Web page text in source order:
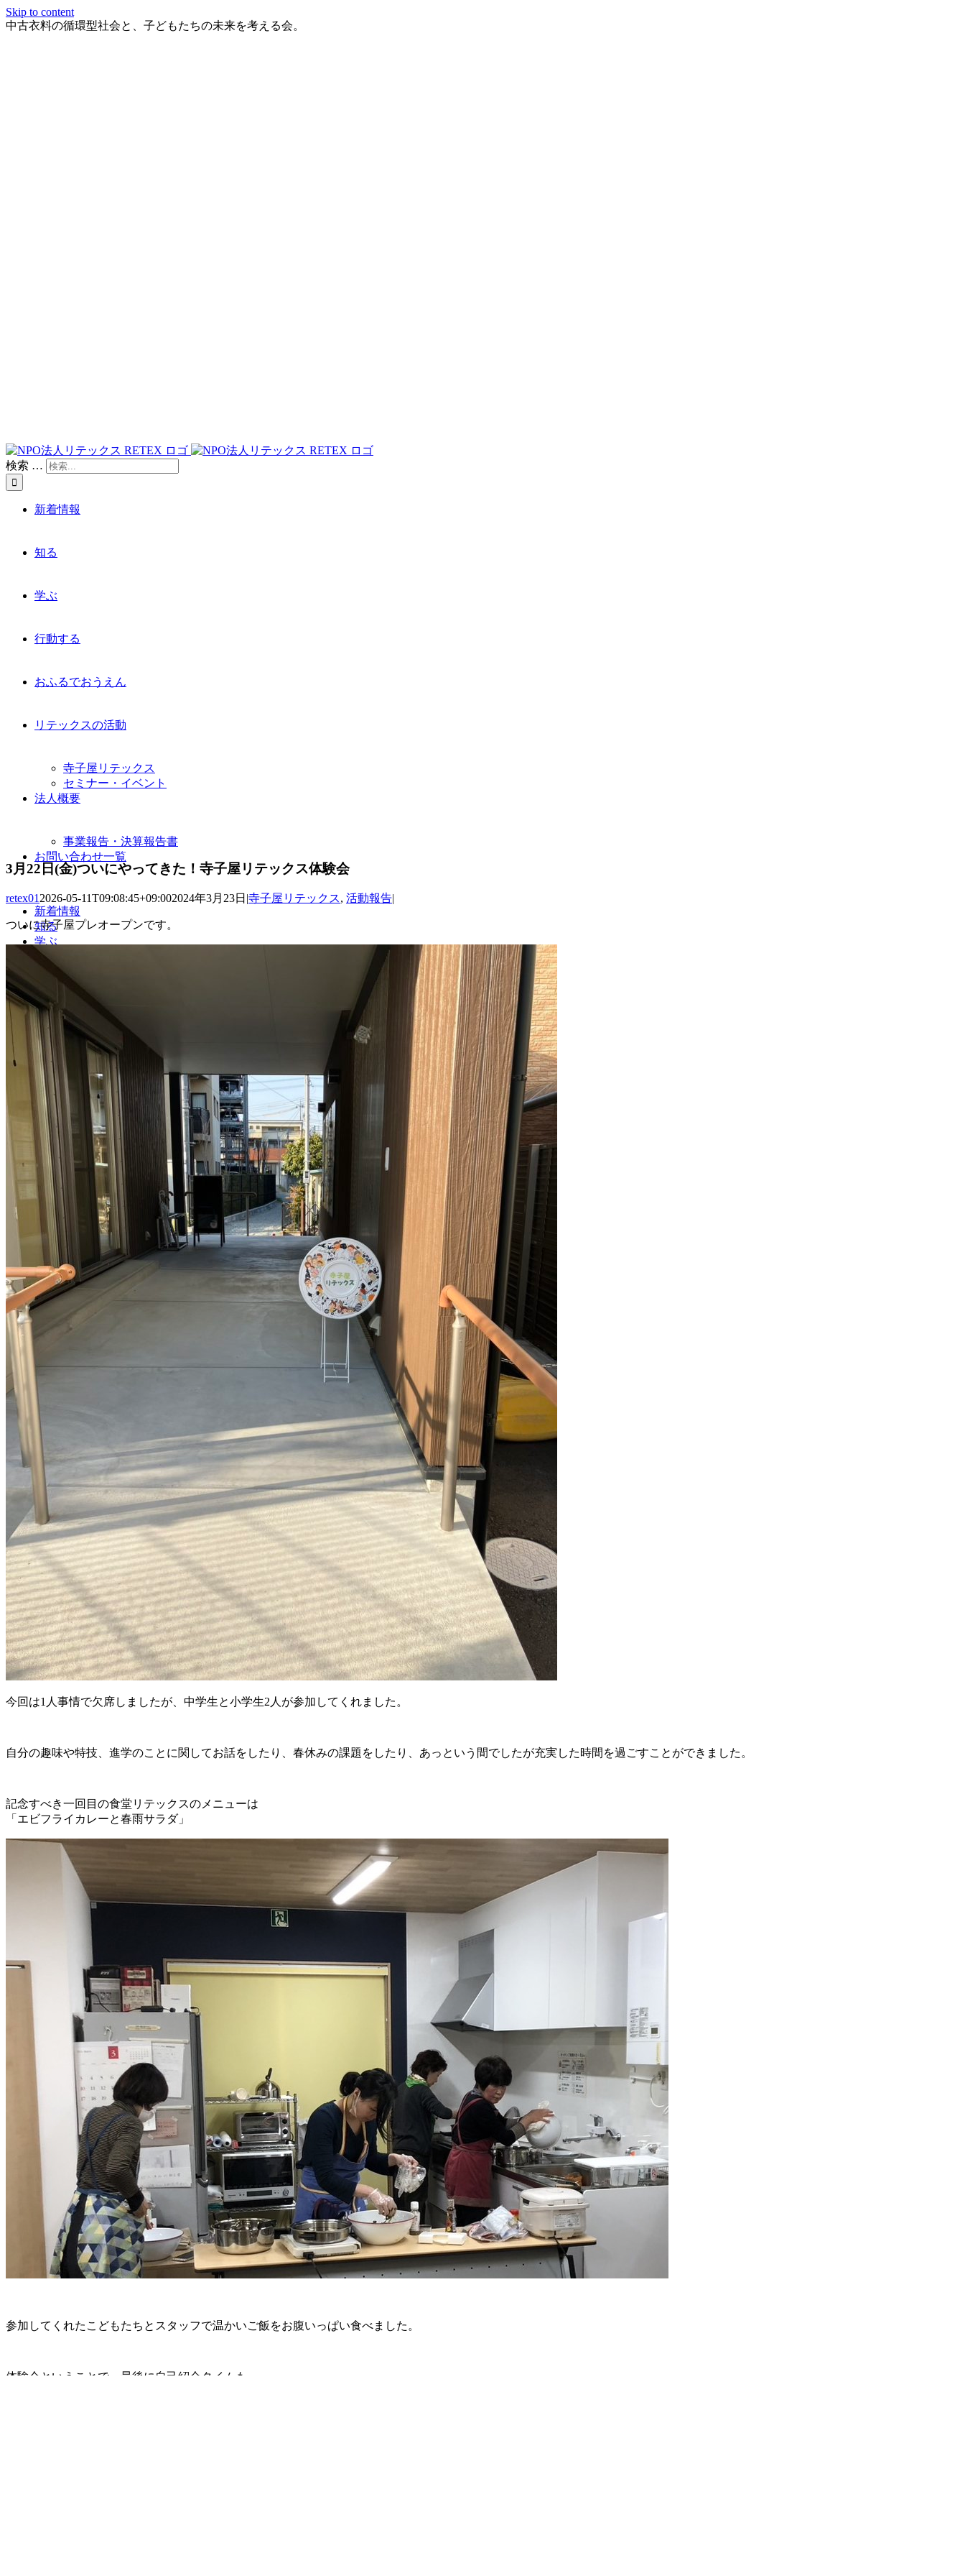
Skip to content
中古衣料の循環型社会と、子どもたちの未来を考える会。
検索 …
新着情報
知る
学ぶ
行動する
おふるでおうえん
リテックスの活動
寺子屋リテックス
セミナー・イベント
法人概要
事業報告・決算報告書
お問い合わせ一覧
新着情報
知る
学ぶ
行動する
おふるでおうえん
リテックスの活動
寺子屋リテックス
セミナー・イベント
法人概要
事業報告・決算報告書
お問い合わせ一覧
3月22日(金)ついにやってきた！寺子屋リテックス体験会
retex012026-05-11T09:08:45+09:002024年3月23日 |寺子屋リテックス, 活動報告|
ついに寺子屋プレオープンです。
今回は1人事情で欠席しましたが、中学生と小学生2人が参加してくれました。
自分の趣味や特技、進学のことに関してお話をしたり、春休みの課題をしたり、あっという間でしたが充実した時間を過ごすことができました。
記念すべき一回目の食堂リテックスのメニューは
「エビフライカレーと春雨サラダ」
参加してくれたこどもたちとスタッフで温かいご飯をお腹いっぱい食べました。
体験会ということで、最後に自己紹介タイムも…。